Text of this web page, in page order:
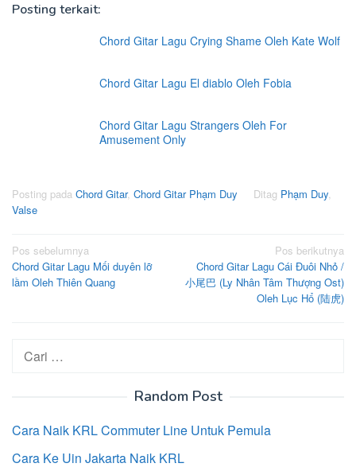
Posting terkait:
Chord Gitar Lagu Crying Shame Oleh Kate Wolf
Chord Gitar Lagu El diablo Oleh Fobia
Chord Gitar Lagu Strangers Oleh For
Amusement Only
Posting pada Chord Gitar, Chord Gitar Phạm Duy Ditag Phạm Duy,
Valse
Navigasi
pos
Pos sebelumnya
Chord Gitar Lagu Mối duyên lỡ
lầm Oleh Thiên Quang
Pos berikutnya
Chord Gitar Lagu Cái Đuôi Nhỏ /
小尾巴 (Ly Nhân Tâm Thượng Ost)
Oleh Lục Hổ (陆虎)
Cari
untuk:
Random Post
Cara Naik KRL Commuter Line Untuk Pemula
Cara Ke Uin Jakarta Naik KRL